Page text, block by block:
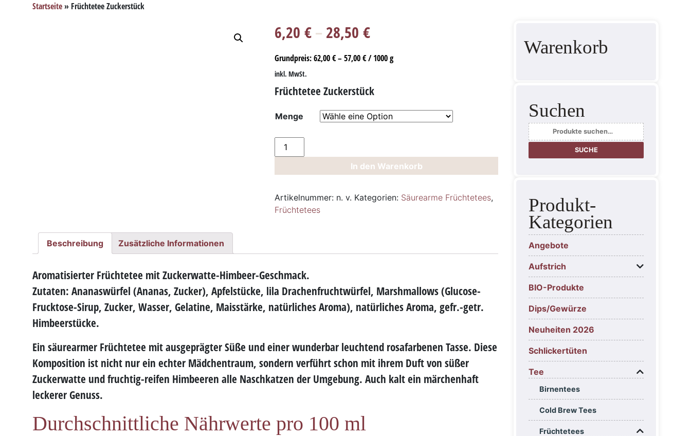
Startseite » Früchtetee Zuckerstück
6,20€– 28,50€
Grundpreis:62,00€–57,00€/1000g
inkl. MwSt.
Früchtetee Zuckerstück
Menge
Früchtetee
Zuckerstück
In den Warenkorb
Artikelnummer: n. v. Kategorien: Säurearme Früchtetees,
Früchtetees
Beschreibung Zusätzliche Informationen
Aromatisierter Früchtetee mit Zuckerwatte-Himbeer-Geschmack.
Zutaten: Ananaswürfel (Ananas, Zucker), Apfelstücke, lila Drachenfruchtwürfel, Marshmallows (Glucose-
Frucktose-Sirup, Zucker, Wasser, Gelatine, Maisstärke, natürliches Aroma), natürliches Aroma, gefr.-getr.
Himbeerstücke.
Ein säurearmer Früchtetee mitausgeprägter Süße und einer wunderbar leuchtend rosafarbenen Tasse. Diese
Komposition ist nicht nur ein echter Mädchentraum, sondern verführt schon mit ihrem Duft von süßer
Zuckerwatte undfruchtig-reifen Himbeeren alle Naschkatzen der Umgebung. Auch kalt ein märchenhaft
leckerer Genuss.
Durchschnittliche Nährwerte pro 100 ml
Warenkorb
Suchen
Suche
nach:
SUCHE
Produkt-
Kategorien
Angebote
Aufstrich
BIO-Produkte
Dips/Gewürze
Neuheiten 2026
Schlickertüten
Tee
Birnentees
Cold Brew Tees
Früchtetees